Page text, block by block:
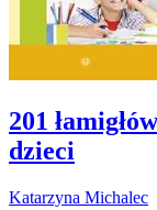
201
dzieci
Katarzyna Michalec